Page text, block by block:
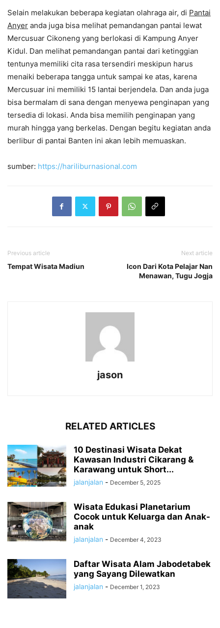
Selain melakukan beberapa kegiatan olahraga air, di Pantai
Anyer anda juga bisa melihat pemandangan pantai lewat
Mercusuar Cikoneng yang berlokasi di Kampung Anyer
Kidul. Dan melihat pemandangan pantai dari ketinggian
tentunya memiliki cita rasa tersendiri meskipun harus
menaiki beberapa tangga untuk sampai ke atas, karena
Mercusuar ini memiliki 15 lantai berjendela. Dan anda juga
bisa bermalam di sana dengan menyewa penginapan yang
tersedia di lokasi. Anda bisa memilih penginapan yang
murah hingga yang berkelas. Dengan begitu kegiatan anda
berlibur di pantai Banten ini akan lebih memuaskan.
sumber: https://hariliburnasional.com
Previous article
Tempat Wisata Madiun
Next article
Icon Dari Kota Pelajar Nan
Menawan, Tugu Jogja
jason
RELATED ARTICLES
10 Destinasi Wisata Dekat
Kawasan Industri Cikarang &
Karawang untuk Short...
jalanjalan - December 5, 2025
Wisata Edukasi Planetarium
Cocok untuk Keluarga dan Anak-
anak
jalanjalan - December 4, 2023
Daftar Wisata Alam Jabodetabek
yang Sayang Dilewatkan
jalanjalan - December 1, 2023